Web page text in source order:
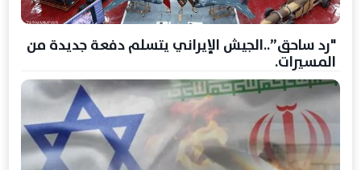
"رد ساحق”..الجيش الإيراني يتسلم دفعة جديدة من
المسيرات.